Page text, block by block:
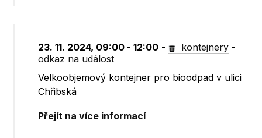
23. 11. 2024, 09:00 - 12:00 - kontejnery -
odkaz na událost
Velkoobjemový kontejner pro bioodpad v ulici
Chřibská
Přejít na více informací